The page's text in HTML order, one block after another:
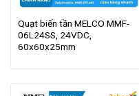
Quạt biến tần MELCO MMF-
06L24SS, 24VDC,
60x60x25mm